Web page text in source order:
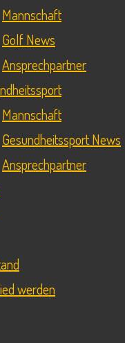
Mannschaft
Golf News
Ansprechpartner
Mannschaft
Gesundheitssport News
Ansprechpartner
werden